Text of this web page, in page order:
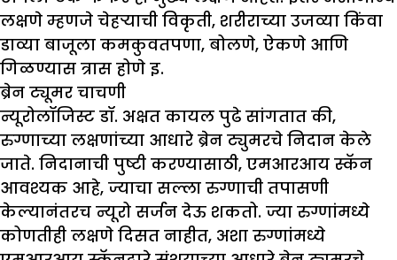
लक्षणे म्हणजे चेहऱ्याची विकृती, शरीराच्या उजव्या किंवा
डाव्या बाजूला कमकुवतपणा, बोलणे, ऐकणे आणि
गिळण्यास त्रास होणे इ.
ब्रेन ट्यूमर चाचणी
न्यूरोलॉजिस्ट डॉ. अक्षत कायल पुढे सांगतात की,
रुग्णाच्या लक्षणांच्या आधारे ब्रेन ट्युमरचे निदान केले
जाते. निदानाची पुष्टी करण्यासाठी, एमआरआय स्कॅन
आवश्यक आहे, ज्याचा सल्ला रुग्णाची तपासणी
केल्यानंतरच न्यूरो सर्जन देऊ शकतो. ज्या रुग्णांमध्ये
कोणतीही लक्षणे दिसत नाहीत, अशा रुग्णांमध्ये